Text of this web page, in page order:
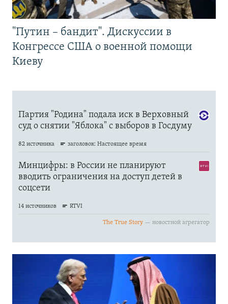
"Путин – бандит". Дискуссии в
Конгрессе США о военной помощи
Киеву